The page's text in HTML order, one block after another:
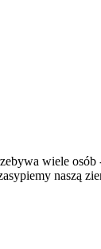
wiele osób
naszą